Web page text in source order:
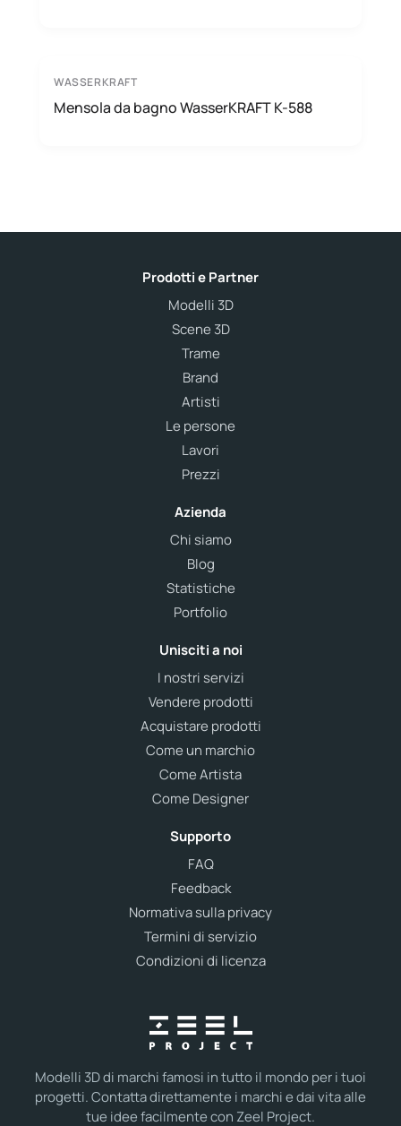
WASSERKRAFT
Mensola da bagno WasserKRAFT K-588
Modelli 3D di marchi famosi in tutto il mondo per i tuoi
progetti. Contatta direttamente i marchi e dai vita alle
tue idee facilmente con Zeel Project.
Prodotti e Partner
Modelli 3D
Scene 3D
Trame
Brand
Artisti
Le persone
Lavori
Prezzi
Azienda
Chi siamo
Blog
Statistiche
Portfolio
Unisciti a noi
I nostri servizi
Vendere prodotti
Acquistare prodotti
Come un marchio
Come Artista
Come Designer
Supporto
FAQ
Feedback
Normativa sulla privacy
Termini di servizio
Condizioni di licenza